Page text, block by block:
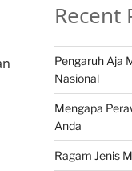
Recent
Pengaruh Aja
Nasional
Mengapa
Anda
Ragam Jenis